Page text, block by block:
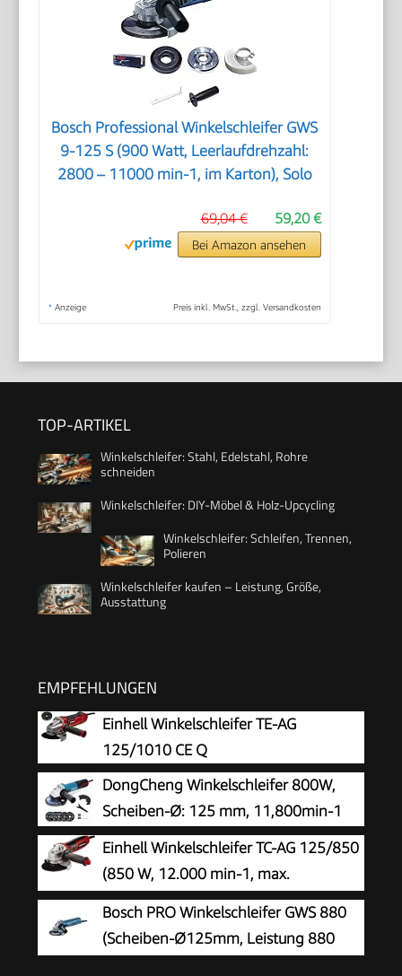
Bosch Professional Winkelschleifer GWS
9-125 S (900 Watt, Leerlaufdrehzahl:
2800 – 11000 min-1, im Karton), Solo
59,20 €
69,04 €
Bei Amazon ansehen
* Anzeige Preis inkl. MwSt., zzgl. Versandkosten
TOP-ARTIKEL
Winkelschleifer: Stahl, Edelstahl, Rohre
schneiden
Winkelschleifer: DIY-Möbel & Holz-Upcycling
Winkelschleifer: Schleifen, Trennen,
Polieren
Winkelschleifer kaufen – Leistung, Größe,
Ausstattung
EMPFEHLUNGEN
Einhell Winkelschleifer TE-AG
125/1010 CE Q
DongCheng Winkelschleifer 800W,
Scheiben-Ø: 125 mm, 11,800min-1
Einhell Winkelschleifer TC-AG 125/850
(850 W, 12.000 min-1, max.
Schnitttiefe 33 mm, max. Scheibendurchmesser
125 mm, Wiederanlaufschutz, ohne
Trennscheibe)
Bosch PRO Winkelschleifer GWS 880
(Scheiben-Ø125mm, Leistung 880